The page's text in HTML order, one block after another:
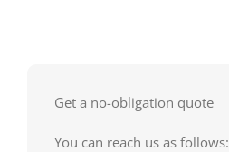
Get a no-obligation quote
You can reach us as follows: